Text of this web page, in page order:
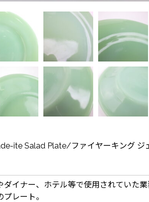
ite Salad Plate/ファイヤーキング ジ
ダイナー、ホテル等で使用されていた
レート。